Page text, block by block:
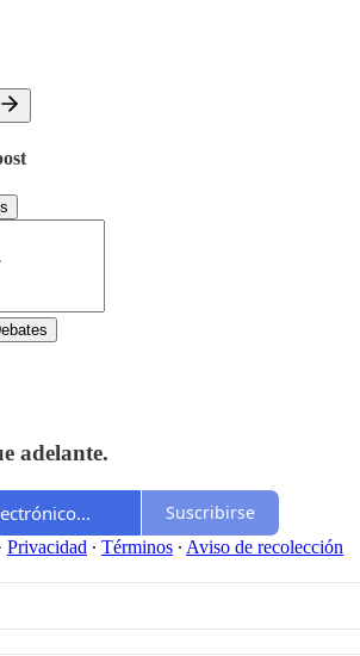
adelante.
Suscribirse
Privacidad ∙ Términos ∙ Aviso de recolección